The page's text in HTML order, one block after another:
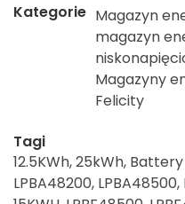
Kategorie Magazyn
magazyn
Magazyny
Felicity
Tagi
12.5KWh,25kWh,
LPBA48200, LPBA48500,